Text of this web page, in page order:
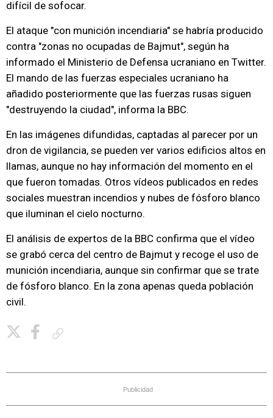
difícil de sofocar.
El ataque "con munición incendiaria" se habría producido
contra "zonas no ocupadas de Bajmut", según ha
informado el Ministerio de Defensa ucraniano en Twitter.
El mando de las fuerzas especiales ucraniano ha
añadido posteriormente que las fuerzas rusas siguen
"destruyendo la ciudad", informa la BBC.
En las imágenes difundidas, captadas al parecer por un
dron de vigilancia, se pueden ver varios edificios altos en
llamas, aunque no hay información del momento en el
que fueron tomadas. Otros vídeos publicados en redes
sociales muestran incendios y nubes de fósforo blanco
que iluminan el cielo nocturno.
El análisis de expertos de la BBC confirma que el vídeo
se grabó cerca del centro de Bajmut y recoge el uso de
munición incendiaria, aunque sin confirmar que se trate
de fósforo blanco. En la zona apenas queda población
civil.
Publicidad